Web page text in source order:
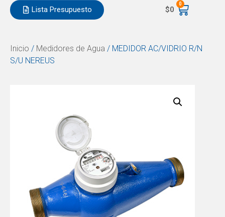
Lista Presupuesto $0
0
Inicio / Medidores de Agua / MEDIDOR AC/VIDRIO R/N
S/U NEREUS